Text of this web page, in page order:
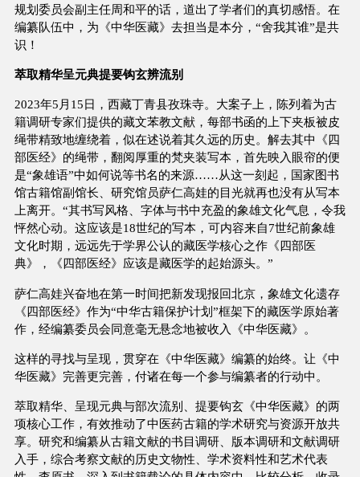
规划委员会副主任周和平的话，道出了学者们的真切感悟。在
编纂队伍中，为《中华医藏》去担当是本分，“舍我其谁”是共
识！
萃取精华呈元典提要钩玄辨流别
2023年5月15日，西藏丁青县孜珠寺。大案子上，陈列着为古
籍调研专家们提供的藏文苯教文献，每部书函的上下夹板被皮
绳带精致地缠绕着，似在述说着其久远的历史。解去其中《四
部医经》的绳带，翻阅厚重的梵夹装写本，首先映入眼帘的便
是“象雄语”中如何说等书名的来源……从这一刻起，国家图书
馆古籍馆副馆长、研究馆员萨仁高娃的目光就再也没有从写本
上离开。“其书写风格、字体与书中充盈的象雄文化气息，令我
怦然心动。这应该是18世纪的写本，可内容来自7世纪前象雄
文化时期，远远先于学界公认的藏医学核心之作《四部医
典》，《四部医经》应该是藏医学的起始源头。”
萨仁高娃兴奋地在第一时间把新发现报回北京，象雄文化遗存
《四部医经》作为“中华古籍保护计划”框架下的藏医学原始著
作，经编纂委员会同意毫无悬念地被收入《中华医藏》。
这样的寻找与呈现，贯穿在《中华医藏》编纂的始终。让《中
华医藏》完善更完善，付诸在每一个参与编纂者的行动中。
萃取精华、呈现元典与部次流别、提要钩玄《中华医藏》的两
项核心工作，有效推动了中医药古籍的学术研究与资源开放共
享。研究和编纂从古籍文献的书目调研、版本调研和文献调研
入手，综合考察文献的历史文物性、学术资料性和艺术代表